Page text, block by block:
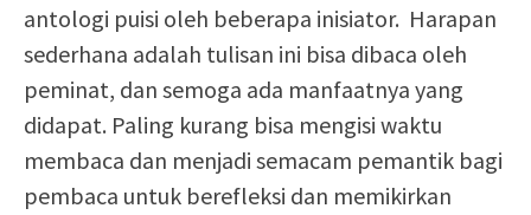
antologi puisi oleh beberapa inisiator. Harapan
sederhana adalah tulisan ini bisa dibaca oleh
peminat, dan semoga ada manfaatnya yang
didapat. Paling kurang bisa mengisi waktu
membaca dan menjadi semacam pemantik bagi
pembaca untuk berefleksi dan memikirkan